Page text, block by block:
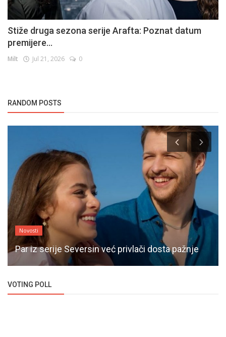
Stiže druga sezona serije Arafta: Poznat datum
premijere...
Milt Jul 21, 2026 0
RANDOM POSTS
Novosti
Par iz serije Seversin već privlači dosta pažnje
VOTING POLL